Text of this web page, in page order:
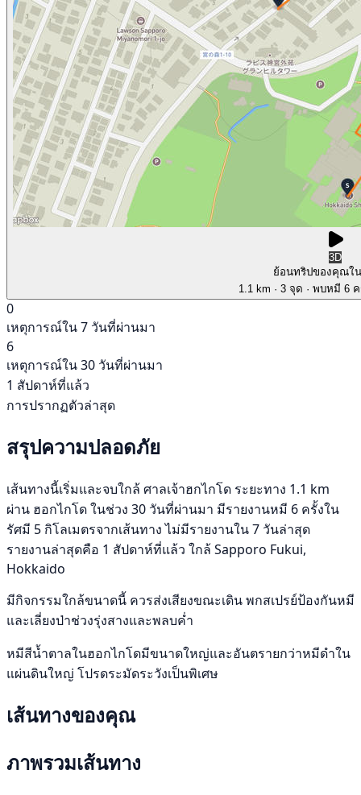
3D
ย้อนทริปของคุณใ
1.1 km · 3 จุด · พบหมี 6
0
เหตุการณ์ใน 7 วันที่ผ่านมา
6
เหตุการณ์ใน 30 วันที่ผ่านมา
1 สัปดาห์ที่แล้ว
การปรากฏตัวล่าสุด
สรุปความปลอดภัย
เส้นทางนี้เริ่มและจบใกล้ ศาลเจ้าฮกไกโด ระยะทาง 1.1 km
ผ่าน ฮอกไกโด ในช่วง 30 วันที่ผ่านมา มีรายงานหมี 6 ครั้งใน
รัศมี 5 กิโลเมตรจากเส้นทาง ไม่มีรายงานใน 7 วันล่าสุด
รายงานล่าสุดคือ 1 สัปดาห์ที่แล้ว ใกล้ Sapporo Fukui,
Hokkaido
มีกิจกรรมใกล้ขนาดนี้ ควรส่งเสียงขณะเดิน พกสเปรย์ป้องกันหมี
และเลี่ยงป่าช่วงรุ่งสางและพลบค่ำ
หมีสีน้ำตาลในฮอกไกโดมีขนาดใหญ่และอันตรายกว่าหมีดำใน
แผ่นดินใหญ่ โปรดระมัดระวังเป็นพิเศษ
เส้นทางของคุณ
ภาพรวมเส้นทาง